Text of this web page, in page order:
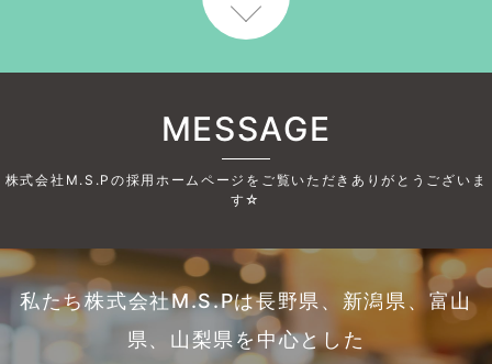
MESSAGE
株式会社M.S.Pの採用ホームページをご覧いただきありがとうございま
す☆
私たち株式会社M.S.Pは長野県、新潟県、富山
県、山梨県を中心とした